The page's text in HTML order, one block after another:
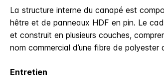
La structure interne du canapé est
hêtre et de panneaux HDF en pin. Le
et construit en plusieurs couches,
nom commercial d’une fibre de
Entretien